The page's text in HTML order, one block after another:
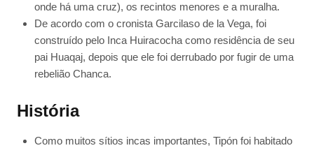
onde há uma cruz), os recintos menores e a muralha.
De acordo com o cronista Garcilaso de la Vega, foi
construído pelo Inca Huiracocha como residência de seu
pai Huaqaj, depois que ele foi derrubado por fugir de uma
rebelião Chanca.
História
Como muitos sítios incas importantes, Tipón foi habitado